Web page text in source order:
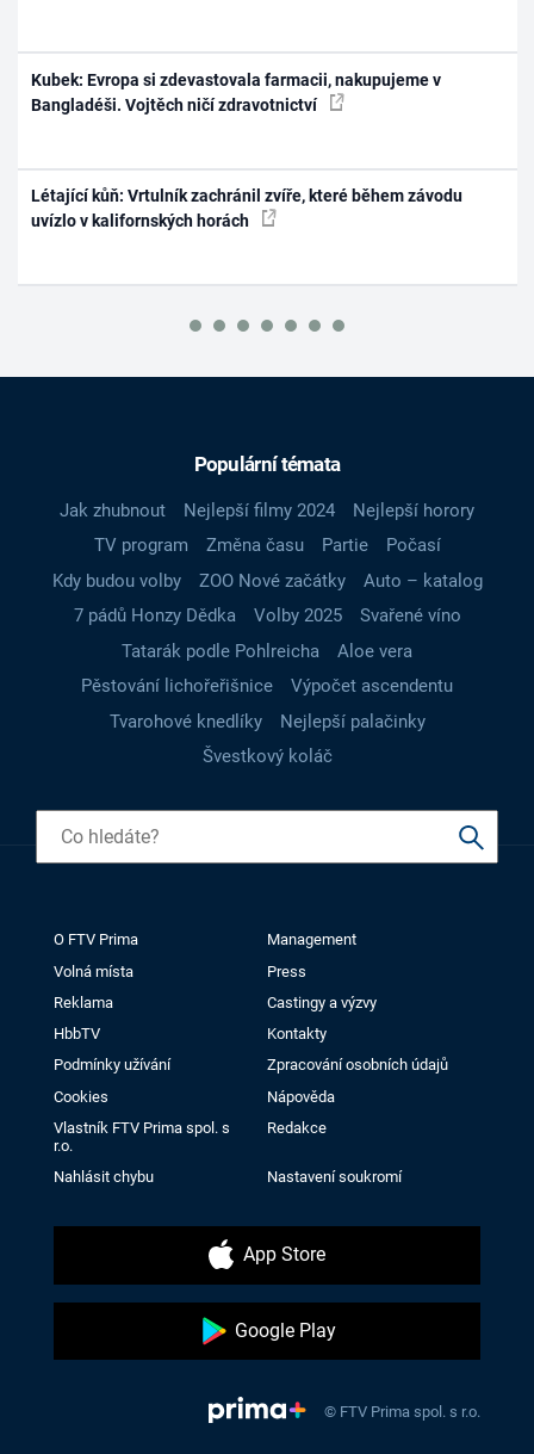
Kubek: Evropa si zdevastovala farmacii, nakupujeme v
Bangladéši. Vojtěch ničí zdravotnictví
Létající kůň: Vrtulník zachránil zvíře, které během závodu
uvízlo v kalifornských horách
Populární témata
Jak zhubnout Nejlepší filmy 2024
Nejlepší horory
TV program
Změna času Partie
Počasí
Kdy budou volby
ZOO Nové začátky
Auto – katalog
7 pádů Honzy Dědka
Volby 2025
Svařené víno
Tatarák podle Pohlreicha
Aloe vera
Pěstování lichořeřišnice
Výpočet ascendentu
Tvarohové knedlíky
Nejlepší palačinky
Švestkový koláč
O FTV Prima
Management
Volná místa
Press
Reklama
Castingy a výzvy
HbbTV
Kontakty
Podmínky užívání
Zpracování osobních údajů
Cookies
Nápověda
Vlastník FTV Prima spol. s
r.o.
Redakce
Nahlásit chybu Nastavení soukromí
App Store
Google Play
© FTV Prima spol. s r.o.